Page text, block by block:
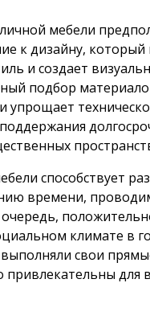
мебели
к дизайну,
и создает
подбор
упрощает
способствует
времени,
климате в
свои
для